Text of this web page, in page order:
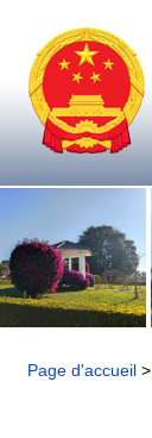
Page d'accueil >